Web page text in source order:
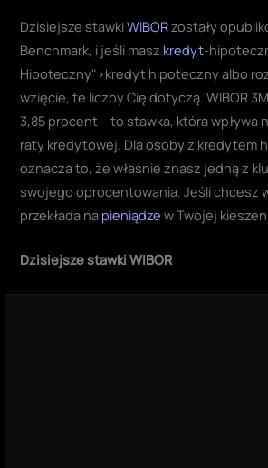
Dzisiejsze stawkiWIBORzostały
Benchmark, i jeśli masz kredyt-
Hipoteczny">kredyt hipoteczny albo
wzięcie, te liczby Cię dotyczą. WIBOR
3,85 procent – to stawka, która wpływa
raty kredytowej. Dla osoby z kredytem
oznacza to, że właśnie znasz jedną z
swojego oprocentowania. Jeśli chcesz
przekłada na pieniądze w Twojej
Dzisiejsze stawki WIBOR